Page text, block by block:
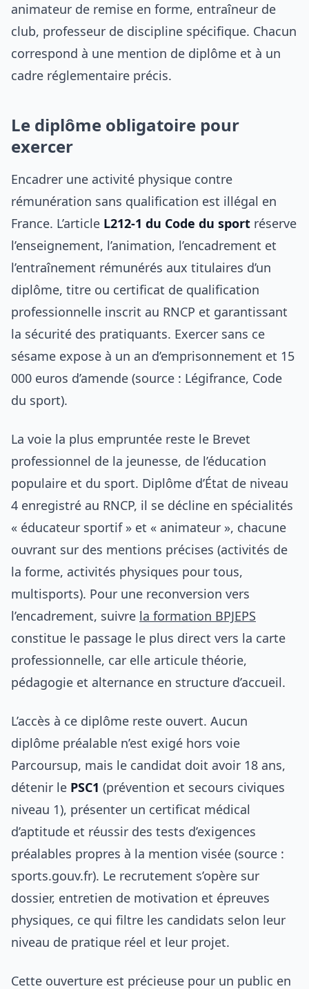
animateur de remise en forme, entraîneur de
club, professeur de discipline spécifique. Chacun
correspond à une mention de diplôme et à un
cadre réglementaire précis.
Le diplôme obligatoire pour
exercer
Encadrer une activité physique contre
rémunération sans qualification est illégal en
France. L’article L212-1 du Code du sport réserve
l’enseignement, l’animation, l’encadrement et
l’entraînement rémunérés aux titulaires d’un
diplôme, titre ou certificat de qualification
professionnelle inscrit au RNCP et garantissant
la sécurité des pratiquants. Exercer sans ce
sésame expose à un an d’emprisonnement et 15
000 euros d’amende (source : Légifrance, Code
du sport).
La voie la plus empruntée reste le Brevet
professionnel de la jeunesse, de l’éducation
populaire et du sport. Diplôme d’État de niveau
4 enregistré au RNCP, il se décline en spécialités
« éducateur sportif » et « animateur », chacune
ouvrant sur des mentions précises (activités de
la forme, activités physiques pour tous,
multisports). Pour une reconversion vers
l’encadrement, suivre la formation BPJEPS
constitue le passage le plus direct vers la carte
professionnelle, car elle articule théorie,
pédagogie et alternance en structure d’accueil.
L’accès à ce diplôme reste ouvert. Aucun
diplôme préalable n’est exigé hors voie
Parcoursup, mais le candidat doit avoir 18 ans,
détenir le PSC1 (prévention et secours civiques
niveau 1), présenter un certificat médical
d’aptitude et réussir des tests d’exigences
préalables propres à la mention visée (source :
sports.gouv.fr). Le recrutement s’opère sur
dossier, entretien de motivation et épreuves
physiques, ce qui filtre les candidats selon leur
niveau de pratique réel et leur projet.
Cette ouverture est précieuse pour un public en